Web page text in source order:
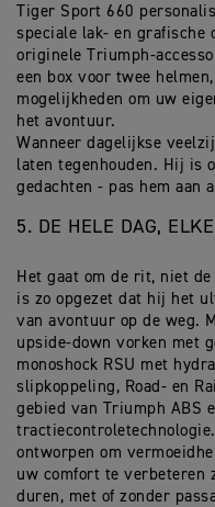
Tiger Sport 660
speciale lak- en grafische
originele Triumph-
een box voor twee
mogelijkheden om uw
het avontuur.
Wanneer dagelijkse
laten tegenhouden. Hij is
gedachten - pas hem aan
5. DE HELE DAG,
Het gaat om de rit, niet
is zo opgezet dat hij het
van avontuur op de weg.
upside-down vorken met
monoshock RSU met
slipkoppeling, Road- en
gebied van Triumph ABS
ontworpen om
uw comfort te verbeteren
duren, met of zonder